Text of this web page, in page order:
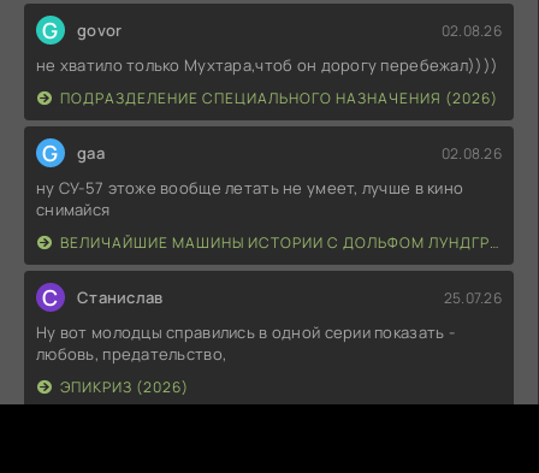
G govor 02.08.26
не хватило только Мухтара,чтоб он дорогу перебежал))))
ПОДРАЗДЕЛЕНИЕ СПЕЦИАЛЬНОГО НАЗНАЧЕНИЯ (2026)
G gaa 02.08.26
ну СУ-57 этоже вообще летать не умеет, лучше в кино
снимайся
ВЕЛИЧАЙШИЕ МАШИНЫ ИСТОРИИ С ДОЛЬФОМ ЛУНДГРЕНОМ (2026)
С Станислав 25.07.26
Ну вот молодцы справились в одной серии показать -
любовь, предательство,
ЭПИКРИЗ (2026)